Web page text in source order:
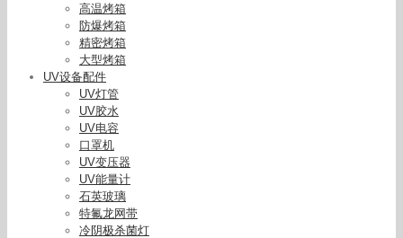
高温烤箱
防爆烤箱
精密烤箱
大型烤箱
UV设备配件
UV灯管
UV胶水
UV电容
口罩机
UV变压器
UV能量计
石英玻璃
特氟龙网带
冷阴极杀菌灯
USB封胶LED面光源固化机CD-DS20050节能固化机